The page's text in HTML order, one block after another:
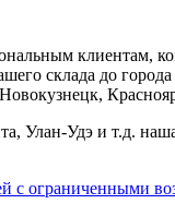
клиентам,
склада до
Улан-Удэ и т.д.